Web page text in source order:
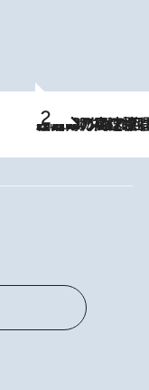
2026.8.7
「湘南乃風に憧れて」観客大盛上がりの“タオル回し”に、ラッパー顔負けの高速歌唱まで…さだまさし（74）のアグレッシブすぎる現在地